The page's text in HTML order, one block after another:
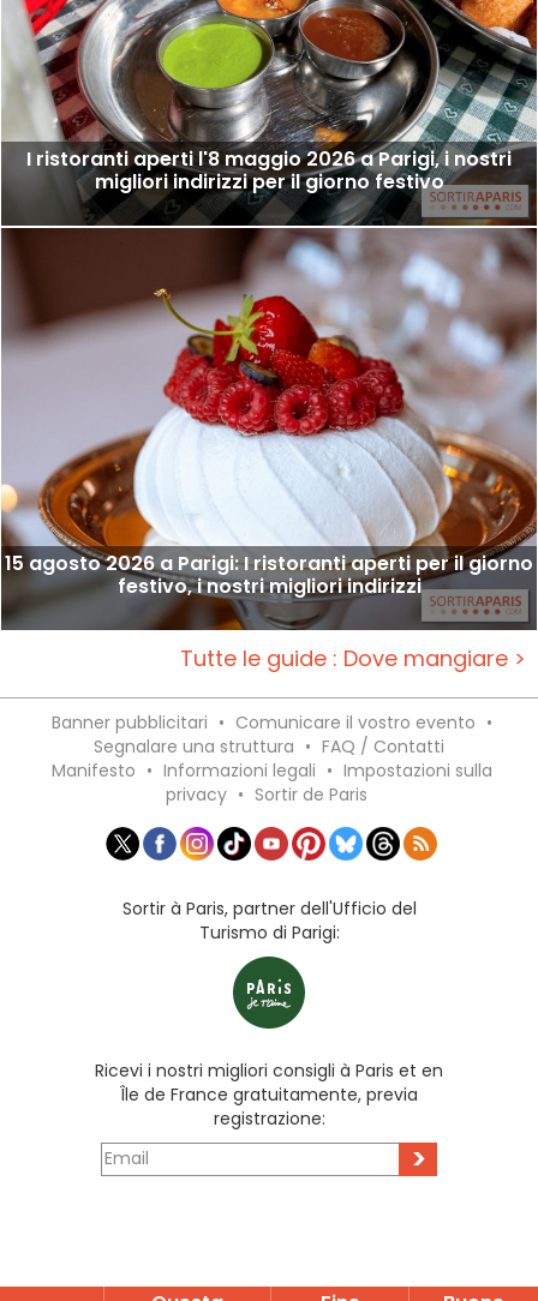
I ristoranti aperti l'8 maggio 2026 a Parigi, i nostri
migliori indirizzi per il giorno festivo
15 agosto 2026 a Parigi: I ristoranti aperti per il giorno
festivo, i nostri migliori indirizzi
Tutte le guide : Dove mangiare >
Banner pubblicitari • Comunicare il vostro evento •
Segnalare una struttura • FAQ / Contatti
Manifesto • Informazioni legali • Impostazioni sulla
privacy • Sortir de Paris
Sortir à Paris, partner dell'Ufficio del
Turismo di Parigi:
Ricevi i nostri migliori consigli à Paris et en
Île de France gratuitamente, previa
registrazione:
>